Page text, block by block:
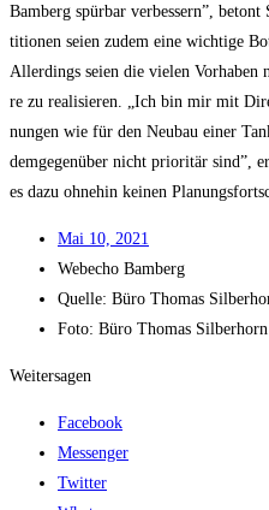
Bam­berg spür­bar ver­bes­sern”,
ti­tio­nen sei­en zudem eine wich­ti­ge
Aller­dings sei­en die vie­len Vor­ha­ben
re zu rea­li­sie­ren. „Ich bin mir mit
nun­gen wie für den Neu­bau einer
dem­ge­gen­über nicht prio­ri­tär sind”,
es dazu ohne­hin kei­nen
Mai 10, 2021
Web­echo Bamberg
Quel­le: Büro Tho­mas
Foto: Büro Tho­mas Silberhorn
Weitersagen
Facebook
Messenger
Twitter